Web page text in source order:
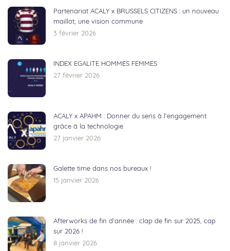
Partenariat ACALY x BRUSSELS CITIZENS : un nouveau
maillot, une vision commune
3 février 2026
INDEX EGALITE HOMMES FEMMES
27 février 2026
ACALY x APAHM : Donner du sens à l’engagement
grâce à la technologie
27 janvier 2026
Galette time dans nos bureaux !
15 janvier 2026
Afterworks de fin d’année : clap de fin sur 2025, cap
sur 2026 !
8 janvier 2026